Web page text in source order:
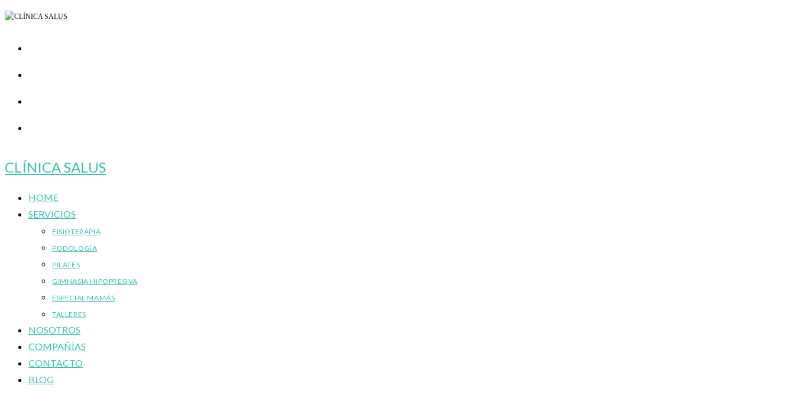
Ir
contenido
CLÍNICA SALUS
HOME
SERVICIOS
FISIOTERAPIA
PODOLOGÍA
PILATES
GIMNASIA HIPOPRESIVA
ESPECIAL MAMÁS
TALLERES
NOSOTROS
COMPAÑÍAS
CONTACTO
BLOG